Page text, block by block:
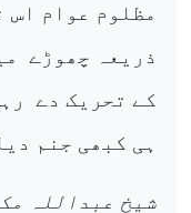
مظلوم عوام اس
ذریعہ چھوڑے
کے تحریک دے
ہی کبھی جنم
شیخ عبداللہ